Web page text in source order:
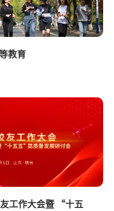
教育
工作大会暨 “十五